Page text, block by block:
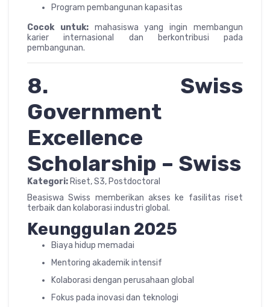
Program pembangunan kapasitas
Cocok untuk:mahasiswa yang ingin membangun
karier internasional dan berkontribusi pada
pembangunan.
8. Swiss
Government
Excellence
Scholarship – Swiss
Kategori: Riset, S3, Postdoctoral
Beasiswa Swiss memberikan akses ke fasilitas riset
terbaik dan kolaborasi industri global.
Keunggulan 2025
Biaya hidup memadai
Mentoring akademik intensif
Kolaborasi dengan perusahaan global
Fokus pada inovasi dan teknologi